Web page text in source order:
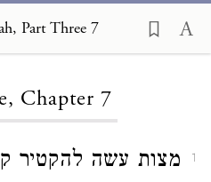
Part Three 7
Chapter 7
1
מצות עשה להקטיר